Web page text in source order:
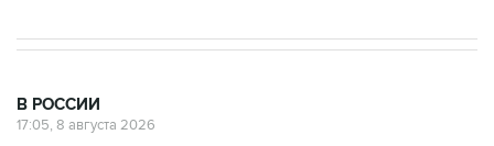
В РОССИИ
17:05, 8 августа 2026